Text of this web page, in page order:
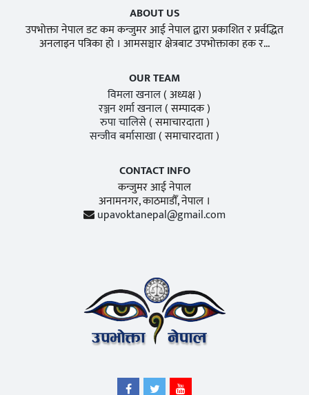
ABOUT US
उपभोक्ता नेपाल डट कम कन्जुमर आई नेपाल द्वारा प्रकाशित र प्रर्वद्धित
अनलाइन पत्रिका हो । आमसञ्चार क्षेत्रबाट उपभोक्ताका हक र...
OUR TEAM
विमला खनाल( अध्यक्ष )
रञ्जन शर्मा खनाल( सम्पादक )
रुपा चालिसे( समाचारदाता )
सन्जीव बर्मासाखा( समाचारदाता )
CONTACT INFO
कन्जुमर आई नेपाल
अनामनगर, काठमाडाैँ, नेपाल ।
upavoktanepal@gmail.com